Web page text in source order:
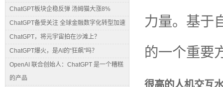
ChatGPT板块企稳反弹 汤姆猫大涨8%
ChatGPT备受关注 全球金融数字化转型加速
ChatGPT，将元宇宙拍在沙滩上？
ChatGPT爆火，是AI的“狂飙”吗？
OpenAI 联合创始人：ChatGPT 是一个糟糕
的产品
力量。基于
的一个重要
很高的人机交互